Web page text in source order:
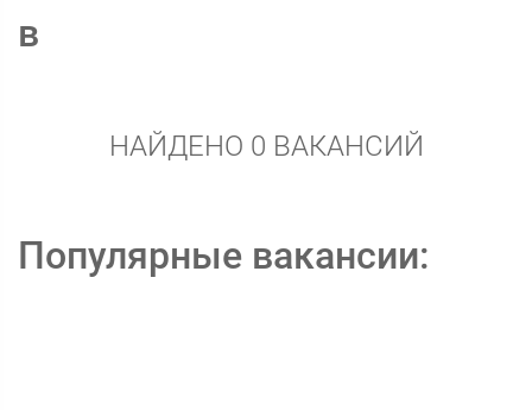
в
НАЙДЕНО 0 ВАКАНСИЙ
Популярные вакансии: